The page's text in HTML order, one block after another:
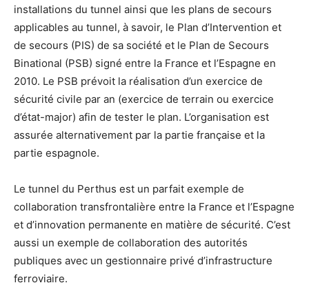
installations du tunnel ainsi que les plans de secours
applicables au tunnel, à savoir, le Plan d’Intervention et
de secours (PIS) de sa société et le Plan de Secours
Binational (PSB) signé entre la France et l’Espagne en
2010. Le PSB prévoit la réalisation d’un exercice de
sécurité civile par an (exercice de terrain ou exercice
d’état-major) afin de tester le plan. L’organisation est
assurée alternativement par la partie française et la
partie espagnole.
Le tunnel du Perthus est un parfait exemple de
collaboration transfrontalière entre la France et l’Espagne
et d’innovation permanente en matière de sécurité. C’est
aussi un exemple de collaboration des autorités
publiques avec un gestionnaire privé d’infrastructure
ferroviaire.